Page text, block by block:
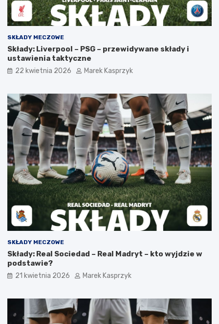
SKŁADY MECZOWE
Składy: Liverpool – PSG – przewidywane składy i
ustawienia taktyczne
22 kwietnia 2026 Marek Kasprzyk
SKŁADY MECZOWE
Składy: Real Sociedad – Real Madryt – kto wyjdzie w
podstawie?
21 kwietnia 2026 Marek Kasprzyk